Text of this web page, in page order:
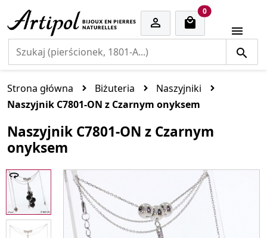

0cart items

Strona główna Biżuteria
Naszyjniki
Naszyjnik C7801-ON z Czarnym onyksem
Naszyjnik C7801-ON z Czarnym
onyksem